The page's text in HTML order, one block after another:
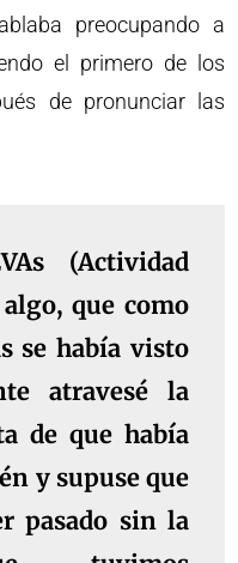
preocupando a
el primero de los
de pronunciar las
(Actividad
que como
se había visto
atravesé la
de que había
y supuse que
pasado sin la